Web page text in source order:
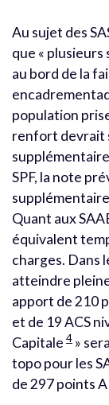
Au sujet des
que « plusieurs
au bord de la
population
renfort devrait
SPF, la note
Quant aux
équivalent
charges. Dans
atteindre
apport de 210
et de 19 ACS
Capitale 4 »
topo pour les
de 297 points